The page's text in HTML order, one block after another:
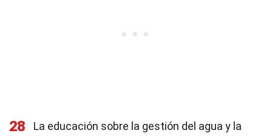
28
La educación sobre la gestión del agua y la